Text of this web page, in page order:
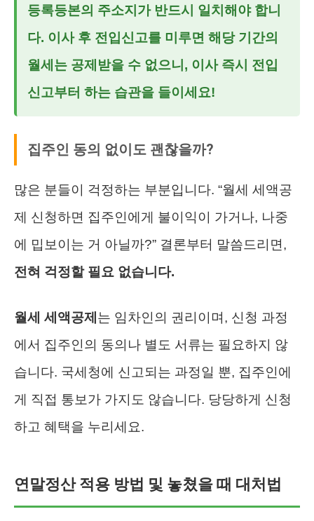
등록등본의 주소지가 반드시 일치해야 합니
다. 이사 후 전입신고를 미루면 해당 기간의
월세는 공제받을 수 없으니, 이사 즉시 전입
신고부터 하는 습관을 들이세요!
집주인 동의 없이도 괜찮을까?
많은 분들이 걱정하는 부분입니다. “월세 세액공
제 신청하면 집주인에게 불이익이 가거나, 나중
에 밉보이는 거 아닐까?” 결론부터 말씀드리면,
전혀 걱정할 필요 없습니다.
월세 세액공제 는 임차인의 권리이며, 신청 과정
에서 집주인의 동의나 별도 서류는 필요하지 않
습니다. 국세청에 신고되는 과정일 뿐, 집주인에
게 직접 통보가 가지도 않습니다. 당당하게 신청
하고 혜택을 누리세요.
연말정산 적용 방법 및 놓쳤을 때 대처법